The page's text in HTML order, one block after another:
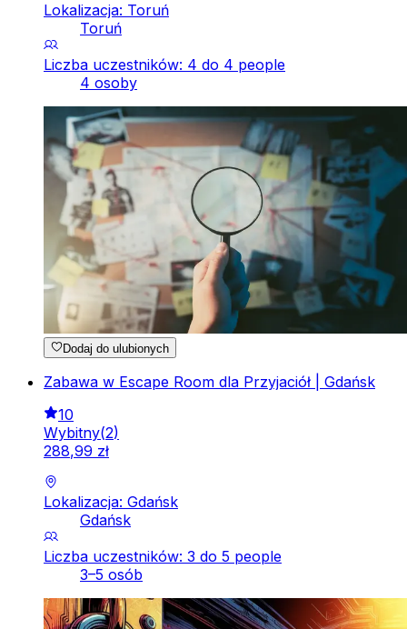
Lokalizacja: Toruń
Toruń
Liczba uczestników: 4 do 4 people
4 osoby
Dodaj do ulubionych
Zabawa w Escape Room dla Przyjaciół | Gdańsk
10
Wybitny(2)
288,99 zł
Lokalizacja: Gdańsk
Gdańsk
Liczba uczestników: 3 do 5 people
3–5 osób